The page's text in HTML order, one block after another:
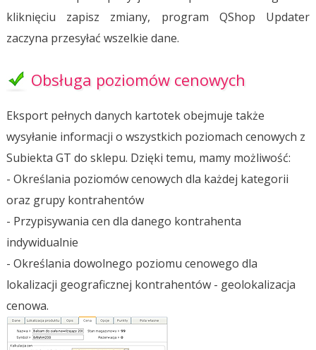
kliknięciu zapisz zmiany, program QShop Updater
zaczyna przesyłać wszelkie dane.
Obsługa poziomów cenowych
Eksport pełnych danych kartotek obejmuje także
wysyłanie informacji o wszystkich poziomach cenowych z
Subiekta GT do sklepu. Dzięki temu, mamy możliwość:
- Określania poziomów cenowych dla każdej kategorii
oraz grupy kontrahentów
- Przypisywania cen dla danego kontrahenta
indywidualnie
- Określania dowolnego poziomu cenowego dla
lokalizacji geograficznej kontrahentów - geolokalizacja
cenowa.